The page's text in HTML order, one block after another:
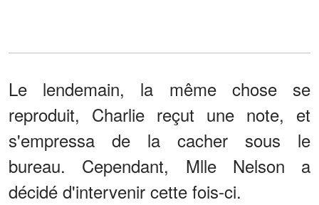
Le lendemain, la même chose se
reproduit, Charlie reçut une note, et
s'empressa de la cacher sous le
bureau. Cependant, Mlle Nelson a
décidé d'intervenir cette fois-ci.